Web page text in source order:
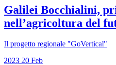
Galilei Bocchialini,
nell’agricoltura del
Il progetto regionale "GoVertical"
2023 20 Feb